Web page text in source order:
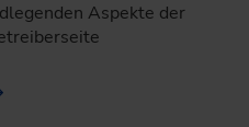
Aspekte der